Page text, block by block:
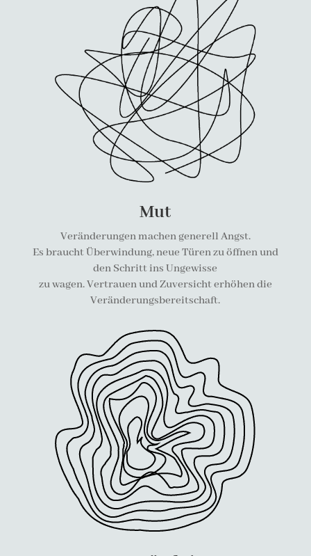
Mut
Veränderungen machen generell Angst.
Es braucht Überwindung, neue Türen zu öffnen und
den Schritt ins Ungewisse
zu wagen. Vertrauen und Zuversicht erhöhen die
Veränderungsbereitschaft.